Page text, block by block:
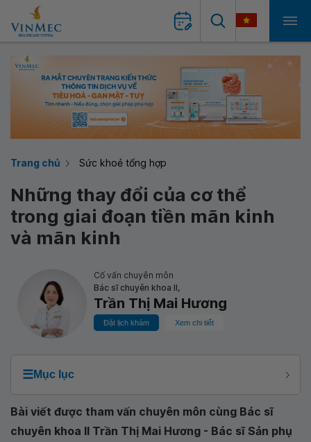
Trang chủ Sức khoẻ tổng hợp
Những thay đổi của cơ thể
trong giai đoạn tiền mãn kinh
và mãn kinh
Cố vấn chuyên môn
Bác sĩ chuyên khoa II,
Trần Thị Mai Hương
Đặt lịch khám Xem chi tiết
☰Mục lục
Bài viết được tham vấn chuyên môn cùng Bác sĩ
chuyên khoa II Trần Thị Mai Hương - Bác sĩ Sản phụ